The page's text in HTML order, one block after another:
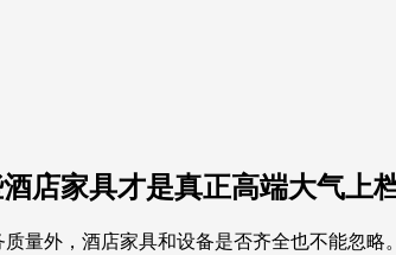
店家具才是真正高端大气上
量外，酒店家具和设备是否齐全也不能忽